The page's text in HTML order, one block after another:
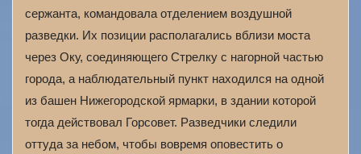
сержанта, командовала отделением воздушной
разведки. Их позиции располагались вблизи моста
через Оку, соединяющего Стрелку с нагорной частью
города, а наблюдательный пункт находился на одной
из башен Нижегородской ярмарки, в здании которой
тогда действовал Горсовет. Разведчики следили
оттуда за небом, чтобы вовремя оповестить о